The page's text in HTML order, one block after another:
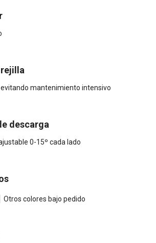
mantenimiento intensivo
descarga
0-15º cada lado
Otros colores bajo pedido